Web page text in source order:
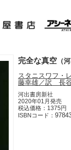
完全な真空 （
スタニスワフ
藤幸雄／訳 長
河出書房新社
2020年01月発売
税込価格：1375円
ISBNコード：